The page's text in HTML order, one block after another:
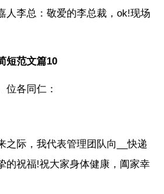
人李总：敬爱的李总裁，ok!现场
短范文篇10
位各同仁：
之际，我代表管理团队向__快递
的祝福!祝大家身体健康，阖家幸